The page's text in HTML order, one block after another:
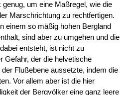
genug, um eine Maßregel, wie die
Marschrichtung zu rechtfertigen.
einem so mäßig hohen Bergland
sind aber zu umgehen und die
entsteht, ist nicht zu
Gefahr, der die helvetische
Flußebene aussetzte, indem die
Vor allem aber ist die hier
der Bergvölker eine ganz leere